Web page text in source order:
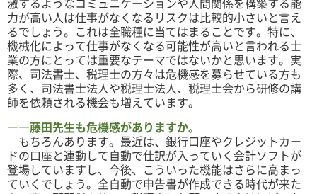
力が高い人は仕事がなくなるリスクは比較的小さいと言え
るでしょう。これは全職種に当てはまることです。特に、
機械化によって仕事がなくなる可能性が高いと言われる士
業の方にとっては重要なテーマではないかと思います。実
際、司法書士、税理士の方々は危機感を募らせている方も
多く、司法書士法人や税理士法人、税理士会から研修の講
師を依頼される機会も増えています。
――藤田先生も危機感がありますか。
もちろんあります。最近は、銀行口座やクレジットカー
ドの口座と連動して自動で仕訳が入っていく会計ソフトが
登場していますし、今後、こういった機能はさらに高まっ
ていくでしょう。全自動で申告書が作成できる時代が来た